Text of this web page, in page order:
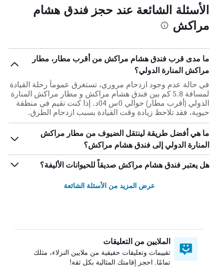
الأسئلة الشائعة عند حجز فندق هشام
مراكش
ما مدى قرب فندق هشام مراكش من أقرب مطار، مطار
مراكش المنارة الدولي؟
في حالة عدم وجود ازدحام مروري، تستغرق عموماً رحلة القيادة
لمسافة 5.8 كم بين فندق هشام مراكش و مطار مراكش المنارة
الدولي (أقرب مطار) حوالي 0س 04د. إذا كنت تقيم في منطقة
حيوية، فقد تلاحظ زيادة وقت القيادة بسبب ازدحام الطرق.
ما هي أفضل طريقة لينتقل الضيوف من مطار مراكش
المنارة الدولي إلى فندق هشام مراكش؟
هل يعتبر فندق هشام مراكش صديقاً للحيوانات الأليفة؟
عرض المزيد من الأسئلة الشائعة
الملايين من التعليقات
تقييمات وتعليقات حقيقية من ملايين النزلاء، مثلك
تمامًا. احجز إقامتك المثالية بكل ثقة!